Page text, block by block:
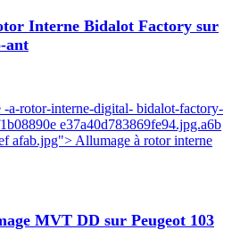
Interne Bidalot Factory sur
ant
a-rotor-interne-digital- bidalot-factory-
e37a40d783869fe94.jpg.a6b
afab.jpg"> Allumage à rotor interne
MVT DD sur Peugeot 103